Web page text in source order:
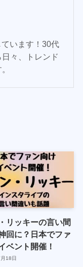
います！30代
々、トレンド
リッキーの言い間
回に？日本でファ
ベント開催！
18日